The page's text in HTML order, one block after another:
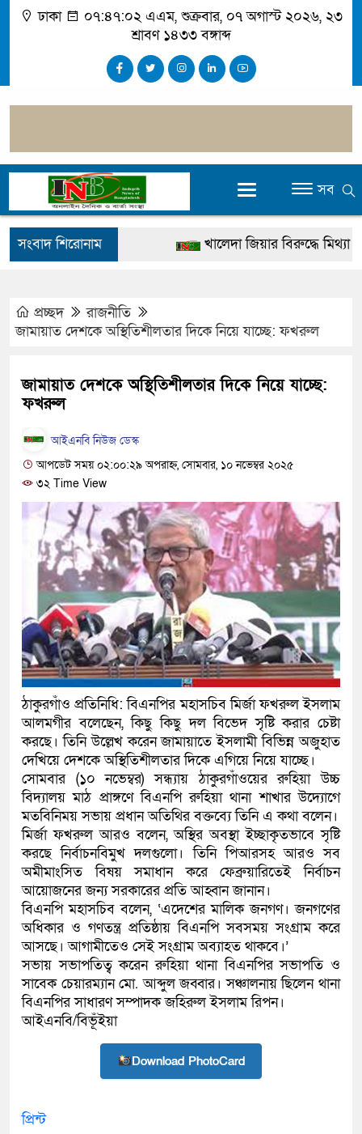
ঢাকা ০৭:৪৭:০৩ এএম, শুক্রবার, ০৭ অগাস্ট ২০২৬, ২৩
শ্রাবণ ১৪৩৩ বঙ্গাব্দ
সব
সংবাদ শিরোনাম
খালেদা জিয়ার বিরুদ্ধে মিথ্যা
হবে: প্রধানমন্ত্রী
গাজীপুরে সাতজনকে হত্যার ঘটনায়
হারুনসহ ১০ জন
ঢাকার চারপাশে সচল হবে নৌপথ,
রাজধানীর দুই মেট্রো স্টেশনে
আদালতকে বলতে চাইলাম ফাঁসি
লতিফ সিদ্দিকী
নতুন মামলায় গ্রেফতার দেখানো
কলিমউল্লাহকে (ভিডিও)
প্রচ্ছদ
রাজনীতি
জামায়াত দেশকে অস্থিতিশীলতার দিকে নিয়ে যাচ্ছে: ফখরুল
জামায়াত দেশকে অস্থিতিশীলতার দিকে নিয়ে যাচ্ছে:
ফখরুল
আইএনবি নিউজ ডেস্ক
আপডেট সময় ০২:০০:২৯ অপরাহ্ন, সোমবার, ১০ নভেম্বর ২০২৫
৩২ Time View
ঠাকুরগাঁও প্রতিনিধি: বিএনপির মহাসচিব মির্জা ফখরুল ইসলাম
আলমগীর বলেছেন, কিছু কিছু দল বিভেদ সৃষ্টি করার চেষ্টা
করছে। তিনি উল্লেখ করেন জামায়াতে ইসলামী বিভিন্ন অজুহাত
দেখিয়ে দেশকে অস্থিতিশীলতার দিকে এগিয়ে নিয়ে যাচ্ছে।
সোমবার (১০ নভেম্বর) সন্ধ্যায় ঠাকুরগাঁওয়ের রুহিয়া উচ্চ
বিদ্যালয় মাঠ প্রাঙ্গণে বিএনপি রুহিয়া থানা শাখার উদ্যোগে
মতবিনিময় সভায় প্রধান অতিথির বক্তব্যে তিনি এ কথা বলেন।
মির্জা ফখরুল আরও বলেন, ‌অস্থির অবস্থা ইচ্ছাকৃতভাবে সৃষ্টি
করছে নির্বাচনবিমুখ দলগুলো। তিনি পিআরসহ আরও সব
অমীমাংসিত বিষয় সমাধান করে ফেব্রুয়ারিতেই নির্বাচন
আয়োজনের জন্য সরকারের প্রতি আহ্বান জানান।
বিএনপি মহাসচিব বলেন, ‘এদেশের মালিক জনগণ। জনগণের
অধিকার ও গণতন্ত্র প্রতিষ্ঠায় বিএনপি সবসময় সংগ্রাম করে
আসছে। আগামীতেও সেই সংগ্রাম অব্যাহত থাকবে।’
সভায় সভাপতিত্ব করেন রুহিয়া থানা বিএনপির সভাপতি ও
সাবেক চেয়ারম্যান মো. আব্দুল জব্বার। সঞ্চালনায় ছিলেন থানা
বিএনপির সাধারণ সম্পাদক জহিরুল ইসলাম রিপন।
আইএনবি/বিভূঁইয়া
Download PhotoCard
প্রিন্ট